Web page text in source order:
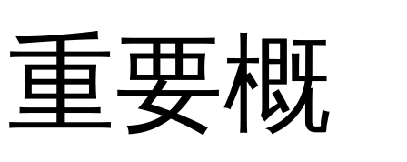
重要概